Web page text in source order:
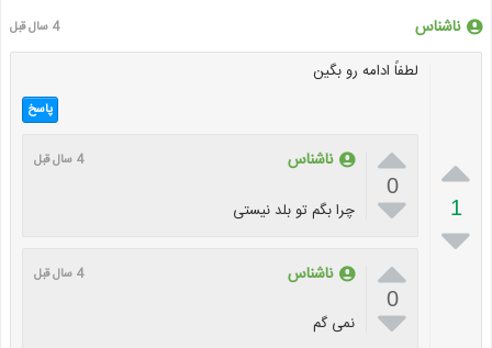
ناشناس 4 سال قبل

1

لطفاً ادامه رو بگین
پاسخ

0

ناشناس 4 سال قبل
چرا بگم تو بلد نیستی

0

ناشناس 4 سال قبل
نمی گم